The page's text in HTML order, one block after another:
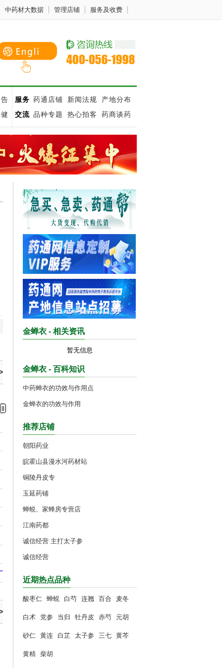
中药材大数据 管理店铺 服务及收费
服务 药通店铺 新闻法规
产地分布
交流 品种专题 热心拍客 药商谈药
金蝉衣 - 相关资讯
暂无信息
金蝉衣 - 百科知识
中药蝉衣的功效与作用点
金蝉衣的功效与作用
推荐店铺
朝阳药业
皖霍山县漫水河药材站
铜陵丹皮专
玉延药铺
蝉蜕、家蜂房专营店
江南药都
诚信经营 主打太子参
诚信经营
近期热点品种
酸枣仁 蝉蜕 白芍 连翘 百合 麦冬
白术 党参 当归 牡丹皮 赤芍 元胡
砂仁 黄连 白芷 太子参 三七 黄芩
黄精 柴胡